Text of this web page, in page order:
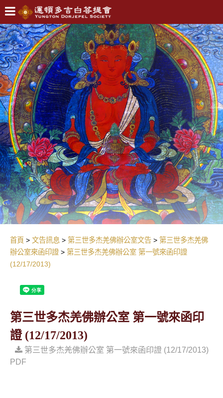
首頁 文告訊息 第三世多杰羌佛辦公室文告
第三世多杰羌佛
辦公室來函印證
第三世多杰羌佛辦公室 第一號來函印證
(12/17/2013)
第三世多杰羌佛辦公室 第一號來函印
證 (12/17/2013)
第三世多杰羌佛辦公室 第一號來函印證 (12/17/2013)
PDF